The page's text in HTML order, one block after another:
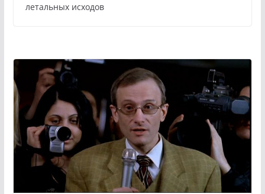
летальных исходов